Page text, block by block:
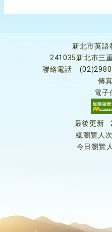
新北市英語
241035新北市三
聯絡電話
傳真
電子
最後更新
總瀏覽人次
今日瀏覽